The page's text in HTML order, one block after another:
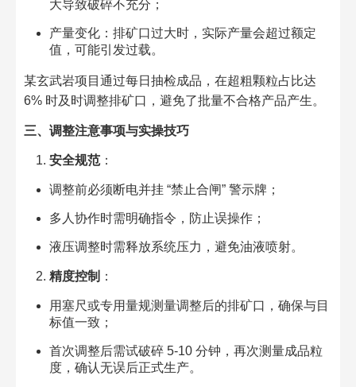
大导致破碎不充分；​
产量变化：排矿口过大时，实际产量会超过额定
值，可能引发过载。​
某玄武岩项目通过每日抽检成品，在超粗颗粒占比达
6% 时及时调整排矿口，避免了批量不合格产品产生。​
三、调整注意事项与实操技巧​
安全规范：​
调整前必须断电并挂 “禁止合闸” 警示牌；​
多人协作时需明确指令，防止误操作；​
液压调整时需释放系统压力，避免油液喷射。​
精度控制 ：​
用塞尺或专用量规测量调整后的排矿口，确保与目
标值一致；​
首次调整后需试破碎 5-10 分钟，再次测量成品粒
度，确认无误后正式生产。​